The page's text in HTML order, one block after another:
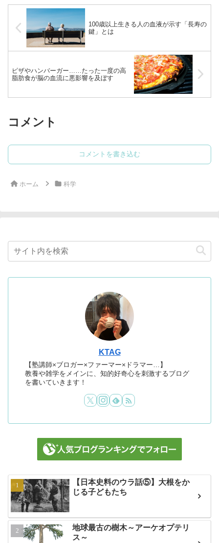
む）
100歳以上生きる人の血液が示す「長寿の
鍵」とは
ピザやハンバーガー……たった一度の高
脂肪食が脳の血流に悪影響を及ぼす
コメント
コメントを書き込む
ホーム 科学
KTAG
【塾講師×ブロガー×ファーマー×ドラマー…】
教養や雑学をメインに、知的好奇心を刺激するブログ
を書いていきます！
【日本史料のウラ話⑤】大根をか
じる子どもたち
地球最古の樹木～アーケオプテリ
ス～